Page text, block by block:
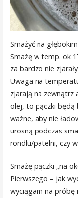
Smażyć na
Smażę w temp. ok
za bardzo nie
Uwaga na
zjarają na zewnątrz
olej, to pączki będą
ważne, aby nie
urosną podczas
rondlu/patelni, czy
Smażę pączki „na
Pierwszego – jak
wyciągam na próbę